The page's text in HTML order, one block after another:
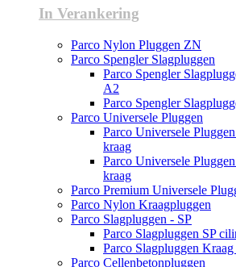
In Verankering
Parco Nylon Pluggen ZN
Parco Spengler Slagpluggen
Parco Spengler
A2
Parco Spengler
Parco Universele Pluggen
Parco Universele
kraag
Parco Universele
kraag
Parco Premium Universele
Parco Nylon Kraagpluggen
Parco Slagpluggen - SP
Parco Slagpluggen SP
Parco Slagpluggen
Parco Cellenbetonpluggen